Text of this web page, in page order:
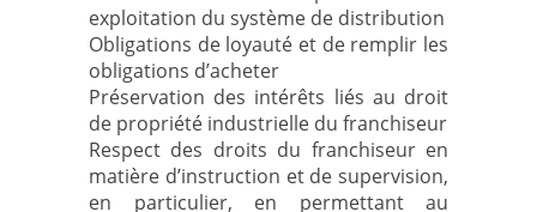
exploitation du système de distribution
Obligations de loyauté et de remplir les
obligations d’acheter
Préservation des intérêts liés au droit
de propriété industrielle du franchiseur
Respect des droits du franchiseur en
matière d’instruction et de supervision,
en particulier, en permettant au